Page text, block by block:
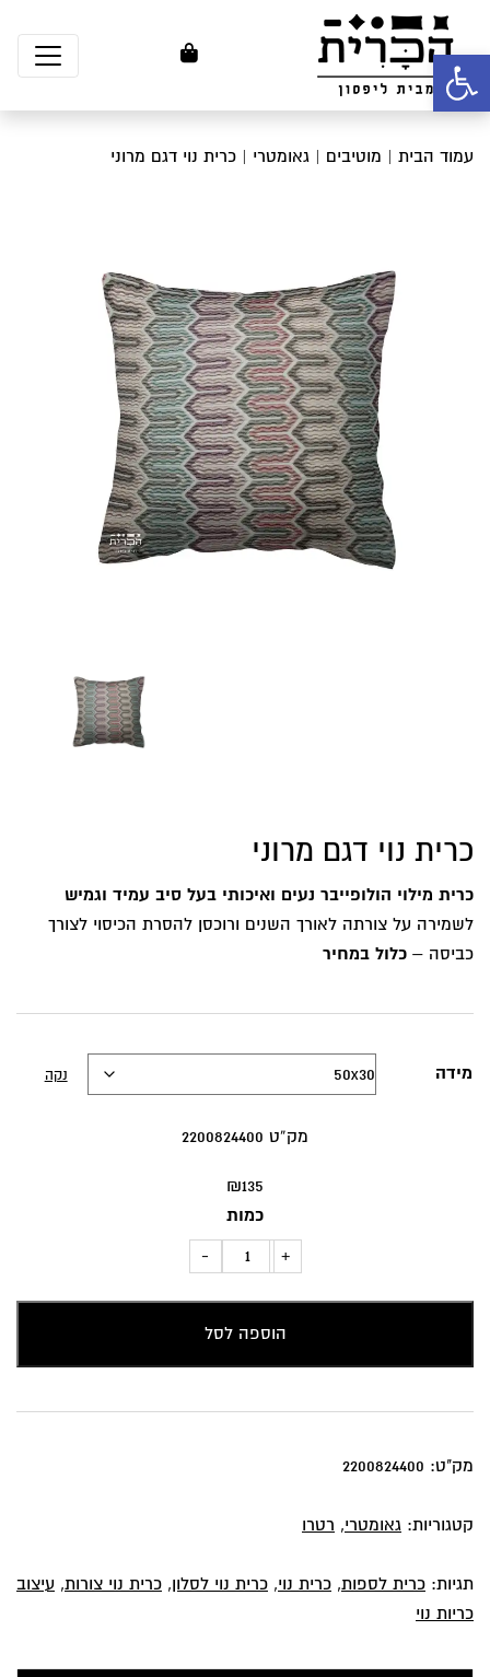
פתח סרגל נגישות
עמוד הבית | מוטיבים | גאומטרי | כרית נוי דגם מרוני
כרית נוי דגם מרוני
כרית מילוי הולופייבר נעים ואיכותי בעל סיב עמיד וגמיש
לשמירה על צורתה לאורך השנים ורוכסן להסרת הכיסוי לצורך
כביסה – כלול במחיר
מידה נקה
מק”ט 2200824400
₪135
כמות
+
כמות
נוי
דגם
-
הוספה לסל
מק"ט: 2200824400
קטגוריות: גאומטרי, רטרו
תגיות: כרית לספות, כרית נוי, כרית נוי לסלון, כרית נוי צורות, עיצוב
כריות נוי